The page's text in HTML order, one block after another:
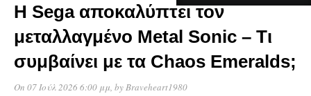
Η Sega αποκαλύπτει τον
μεταλλαγμένο Metal Sonic – Τι
συμβαίνει με τα Chaos Emeralds;
On 07 Ιούλ 2026 6:00 μμ , by Braveheart1980